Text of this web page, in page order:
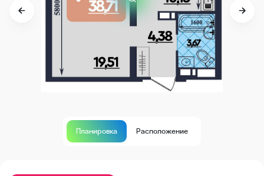
Планировка Расположение